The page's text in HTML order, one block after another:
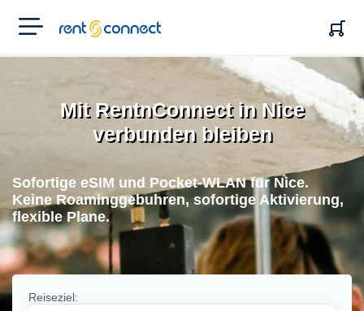
RENT'N
CONNECT
Mit RentnConnect in Nice
verbunden bleiben
Sofortige eSIM und Pocket-WLAN fur Nice.
Keine Roaminggebuhren, sofortige Aktivierung,
flexible Plane.
Reiseziel: